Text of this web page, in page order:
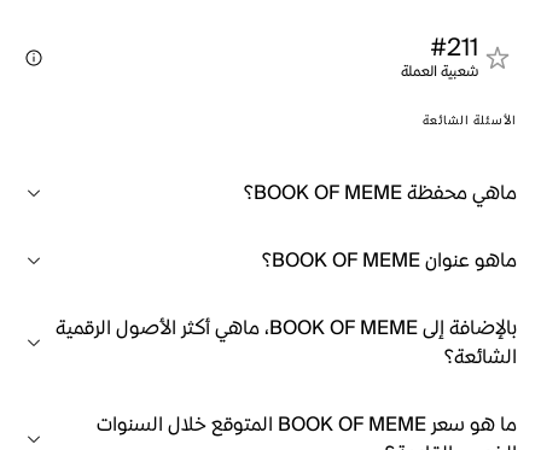
#211
شعبية العملة
الأسئلة الشائعة
ماهي محفظة BOOK OF MEME؟
ماهو عنوان BOOK OF MEME؟
بالإضافة إلى BOOK OF MEME، ماهي أكثر الأصول الرقمية
الشائعة؟
ما هو سعر BOOK OF MEME المتوقع خلال السنوات